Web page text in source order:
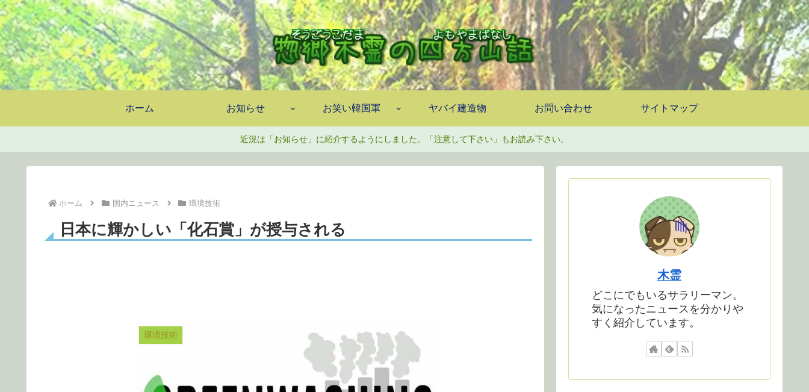
ホーム お知らせ お笑い韓国軍 ヤバイ建造物 お問い合わせ サイトマップ
近況は「お知らせ」に紹介するようにしました。「注意して下さい」もお読み下さい。
ホーム 国内ニュース 環境技術
日本に輝かしい「化石賞」が授与される
環境技術
木霊
どこにでもいるサラリーマン。
気になったニュースを分かりや
すく紹介しています。